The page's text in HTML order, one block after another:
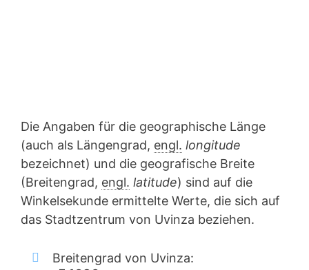
Die Angaben für die geographische Länge
(auch als Längengrad, engl. longitude
bezeichnet) und die geografische Breite
(Breitengrad, engl. latitude) sind auf die
Winkelsekunde ermittelte Werte, die sich auf
das Stadtzentrum von Uvinza beziehen.
Breitengrad von Uvinza: